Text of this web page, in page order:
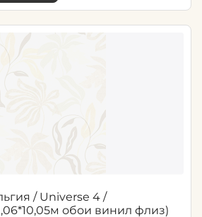
/ Universe 4 /
обои винил флиз)